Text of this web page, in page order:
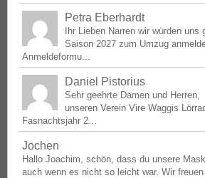
Petra Eberhardt
Ihr Lieben Narren wir würden
Saison 2027 zum Umzug
Anmeldeformu...
Daniel Pistorius
Sehr geehrte Damen und
unseren Verein Vire Waggis
Fasnachtsjahr 2...
Jochen
Hallo Joachim, schön, dass du unsere
auch wenn es nicht so leicht war. Wir